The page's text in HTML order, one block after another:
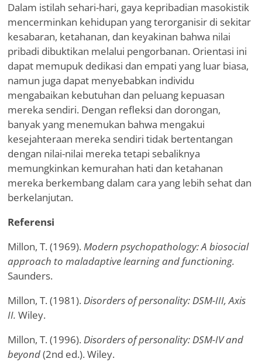
Dalam istilah sehari-hari, gaya kepribadian masokistik
mencerminkan kehidupan yang terorganisir di sekitar
kesabaran, ketahanan, dan keyakinan bahwa nilai
pribadi dibuktikan melalui pengorbanan. Orientasi ini
dapat memupuk dedikasi dan empati yang luar biasa,
namun juga dapat menyebabkan individu
mengabaikan kebutuhan dan peluang kepuasan
mereka sendiri. Dengan refleksi dan dorongan,
banyak yang menemukan bahwa mengakui
kesejahteraan mereka sendiri tidak bertentangan
dengan nilai-nilai mereka tetapi sebaliknya
memungkinkan kemurahan hati dan ketahanan
mereka berkembang dalam cara yang lebih sehat dan
berkelanjutan.
Referensi
Millon, T. (1969). Modern psychopathology: A biosocial
approach to maladaptive learning and functioning.
Saunders.
Millon, T. (1981). Disorders of personality: DSM-III, Axis
II. Wiley.
Millon, T. (1996). Disorders of personality: DSM-IV and
beyond(2nd ed.). Wiley.